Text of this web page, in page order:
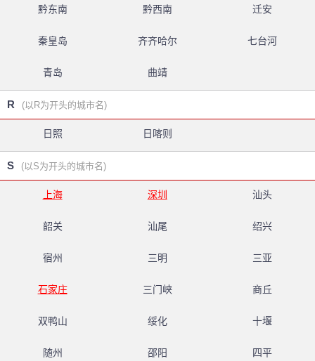
黔东南 黔西南 迁安
秦皇岛 齐齐哈尔 七台河
青岛 曲靖
R (以R为开头的城市名)
日照 日喀则
S (以S为开头的城市名)
上海 深圳 汕头
韶关 汕尾 绍兴
宿州 三明 三亚
石家庄 三门峡 商丘
双鸭山 绥化 十堰
随州 邵阳 四平